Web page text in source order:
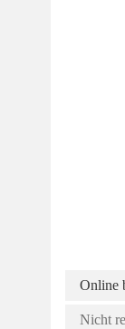
Online
Nicht